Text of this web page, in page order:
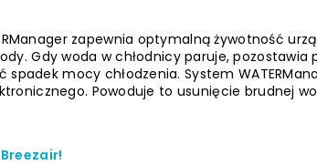
zapewnia optymalną żywotność
Gdy woda w chłodnicy paruje,
mocy chłodzenia. System
Powoduje to usunięcie brudnej